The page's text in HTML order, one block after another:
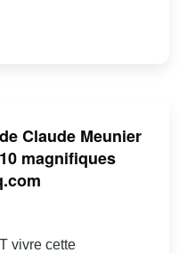
Claude Meunier
magnifiques
vivre cette